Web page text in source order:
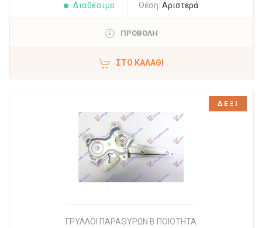
Διαθέσιμο Θέση: Αριστερά
ΠΡΟΒΟΛΗ
ΣΤΟ ΚΑΛΆΘΙ
ΓΡΥΛΛΟΙ ΠΑΡΑΘΥΡΩΝ Β ΠΟΙΟΤΗΤΑ
ΔΕΞΙ